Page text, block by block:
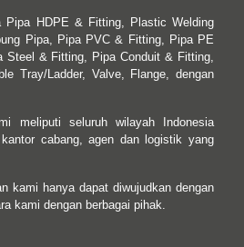
Pipa HDPE & Fitting, Plastic Welding
Pipa, Pipa PVC & Fitting, Pipa PE
Steel & Fitting, Pipa Conduit & Fitting,
Tray/Ladder, Valve, Flange, dengan
meliputi seluruh wilayah Indonesia
cabang, agen dan logistik yang
kami hanya dapat diwujudkan dengan
kami dengan berbagai pihak.